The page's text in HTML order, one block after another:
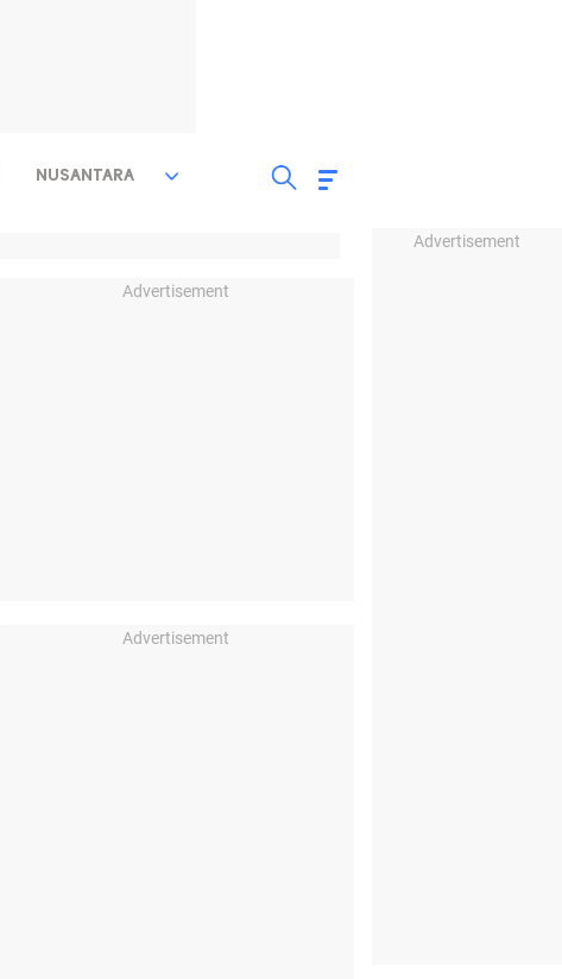
Advertisement
NUSANTARA
Advertisement
Advertisement